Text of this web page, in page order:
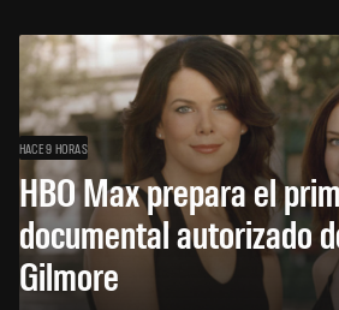
HACE 9 HORAS
HBO Max prepara el
documental autorizado
Gilmore